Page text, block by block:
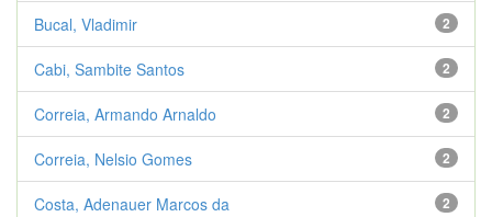
2
Bucal, Vladimir
2
Cabi, Sambite Santos
2
Correia, Armando Arnaldo
2
Correia, Nelsio Gomes
2
Costa, Adenauer Marcos da